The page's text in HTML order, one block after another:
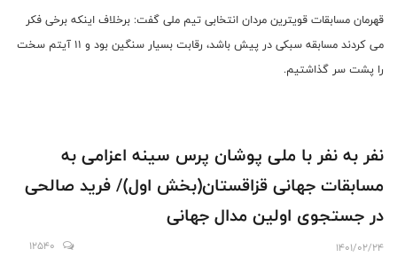
قهرمان مسابقات قویترین مردان انتخابی تیم ملی گفت: برخلاف اینکه برخی فکر
می کردند مسابقه سبکی در پیش باشد، رقابت بسیار سنگین بود و 11 آیتم سخت
را پشت سر گذاشتیم.
نفر به نفر با ملی پوشان پرس سینه اعزامی به
مسابقات جهانی قزاقستان(بخش اول)/ فرید صالحی
در جستجوی اولین مدال جهانی
1401/02/24
12540